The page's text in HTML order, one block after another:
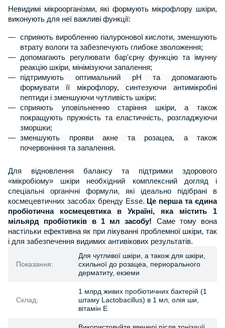
Невидимі мікроорганізми, які формують мікрофлору шкіри,
виконують для неї важливі функції:
сприяють виробленню гіалуронової кислоти, зменшують
втрату вологи та забезпечують глибоке зволоження;
допомагають регулювати бар'єрну функцію та імунну
реакцію шкіри, мінімізуючи запалення;
підтримують оптимальний рН та допомагають
формувати її мікрофлору, синтезуючи антимікробні
пептиди і зменшуючи чутливість шкіри;
сприяють уповільненню старіння шкіри, а також
покращують пружність та еластичність, розгладжуючи
зморшки;
зменшують прояви акне та розацеа, а також
почервоніння та запалення.
Для відновлення балансу та підтримки здорового
«мікробіому» шкіри необхідний комплексний догляд і
спеціальні органічні формули, які ідеально підібрані в
космецевтичних засобах бренду Esse. Це перша та єдина
пробіотична космецевтика в Україні, яка містить 1
мільярд пробіотиків в 1 мл засобу! Саме тому вона
настільки ефективна як при лікуванні проблемної шкіри, так
і для забезпечення видимих антивікових результатів.
Показання:
Для чутливої шкіри, а також для шкіри,
схильної до розацеа, периорального
дерматиту, екземи
Склад:
1 млрд живих пробіотичних бактерій (1
штаму Lactobacillus) в 1 мл, олія ши,
вітамін Е